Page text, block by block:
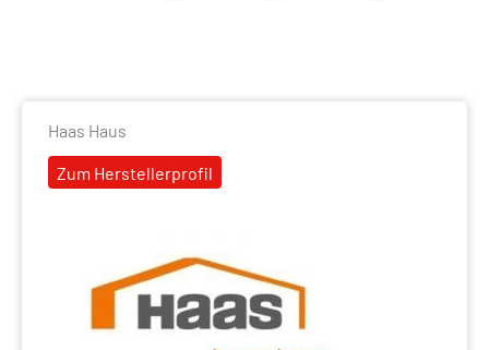
Haas Haus
Zum Herstellerprofil